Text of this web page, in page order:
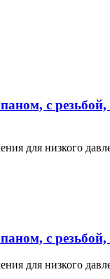
с
для низкого
с
для низкого